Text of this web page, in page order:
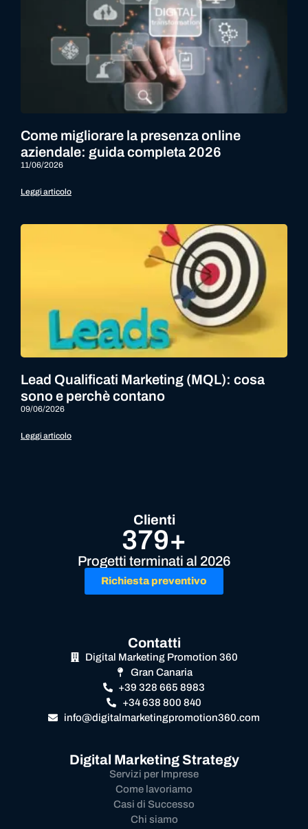
Come migliorare la presenza online
aziendale: guida completa 2026
11/06/2026
Leggi articolo
Lead Qualificati Marketing (MQL): cosa
sono e perchè contano
09/06/2026
Leggi articolo
Clienti
379+
Progetti terminati al 2026
Richiesta preventivo
Contatti
Digital Marketing Promotion 360
Gran Canaria
+39 328 665 8983
+34 638 800 840
info@digitalmarketingpromotion360.com
Digital Marketing Strategy
Servizi per Imprese
Come lavoriamo
Casi di Successo
Chi siamo